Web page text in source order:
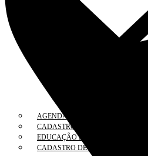
AGENDA DE CURSOS
CADASTRO/ INSCRIÇÕES
EDUCAÇÃO PROFISSIONAL
CADASTRO DE PALESTRANTES